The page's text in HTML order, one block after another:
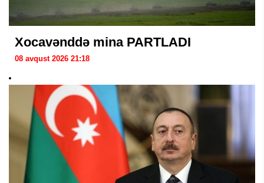
Xocavənddə mina PARTLADI
08 avqust 2026 21:18